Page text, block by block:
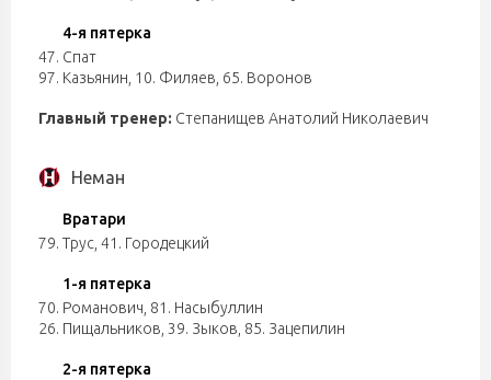
4-я пятерка
47. Спат
97. Казьянин 10. Филяев 65. Воронов
Главный тренер: Степанищев Анатолий Николаевич
Неман
Вратари
79. Трус 41. Городецкий
1-я пятерка
70. Романович 81. Насыбуллин
26. Пищальников 39. Зыков 85. Зацепилин
2-я пятерка